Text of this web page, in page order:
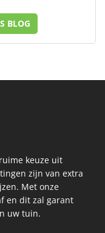
BLOG
keuze uit
zijn van extra
Met onze
en dit zal garant
uw tuin.